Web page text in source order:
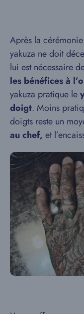
Après la
yakuza ne doit
lui est nécessaire
les bénéfices à
yakuza pratique le
doigt. Moins
doigts reste un
au chef, et